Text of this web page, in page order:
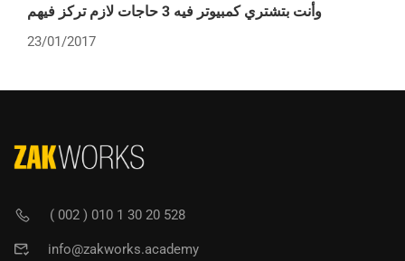
وأنت بتشتري كمبيوتر فيه 3 حاجات لازم تركز فيهم
23/01/2017
( 002 ) 010 1 30 20 528
info@zakworks.academy